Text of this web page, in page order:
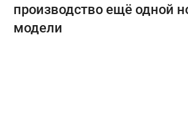
производство ещё одной
модели